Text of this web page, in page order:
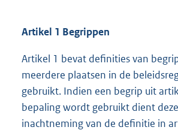
Artikel 1 Begrippen
Artikel 1 bevat definities van
meerdere plaatsen in de
gebruikt. Indien een begrip uit
bepaling wordt gebruikt dient
inachtneming van de definitie in